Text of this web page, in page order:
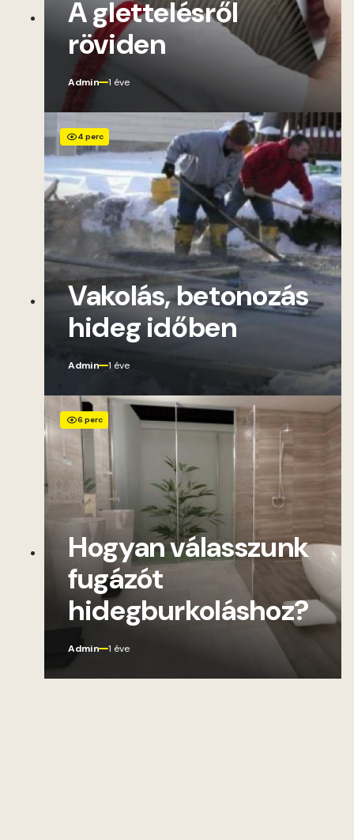
A glettelésről
röviden
Admin 1 éve
4 perc
Vakolás, betonozás
hideg időben
Admin 1 éve
6 perc
Hogyan válasszunk
fugázót
hidegburkoláshoz?
Admin 1 éve